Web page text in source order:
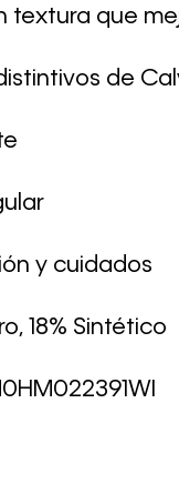
textura que
de
y cuidados
18% Sintético